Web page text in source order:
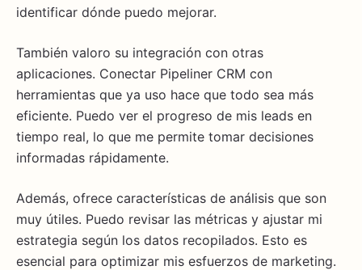
identificar dónde puedo mejorar.
También valoro su integración con otras
aplicaciones. Conectar Pipeliner CRM con
herramientas que ya uso hace que todo sea más
eficiente. Puedo ver el progreso de mis leads en
tiempo real, lo que me permite tomar decisiones
informadas rápidamente.
Además, ofrece características de análisis que son
muy útiles. Puedo revisar las métricas y ajustar mi
estrategia según los datos recopilados. Esto es
esencial para optimizar mis esfuerzos de marketing.